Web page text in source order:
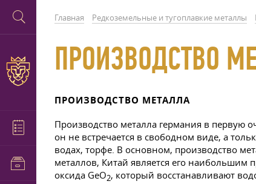
Главная Редкоземельные и тугоплавкие металлы
ПРОИЗВОДСТВО
ПРОИЗВОДСТВО МЕТАЛЛА
Производство металла германия в первую
он не встречается в свободном виде, а
водах, торфе. В основном, производство
металлов, Китай является его
оксида GeO2, который восстанавливают